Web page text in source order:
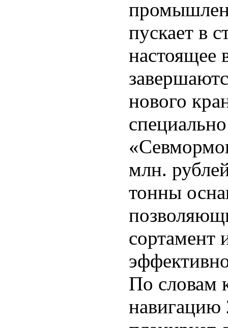
пускает в
настоящее
нового
млн.
тонны
сортамент
По словам
навигацию